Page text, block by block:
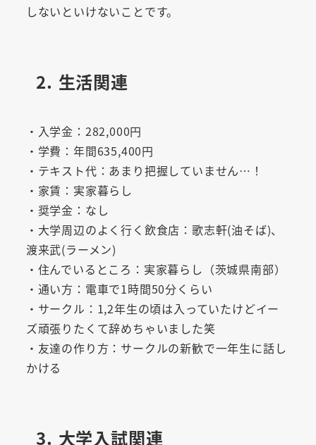
しないといけないことです。
2. 生活関連
・入学金：282,000円
・学費：年間635,400円
・テキスト代：あまり把握していません…！
・家賃：実家暮らし
・奨学金：なし
・大学周辺のよく行く飲食店：歌志軒(油そば)、
渡来武(ラーメン)
・住んでいるところ：実家暮らし（茨城県南部）
・通い方：電車で1時間50分くらい
・サークル：1,2年生の頃は入っていたけどイー
ズ頑張りたくて辞めちゃいました笑
・友達の作り方：サークルの新歓で一年生に話し
かける
3. 大学入試関連